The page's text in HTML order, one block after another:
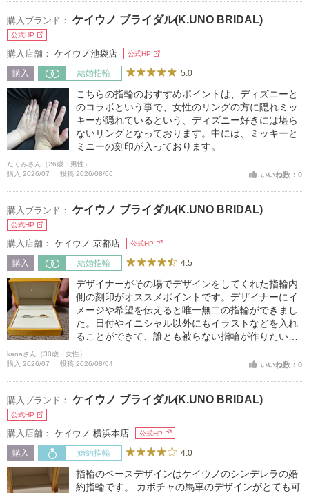
購入ブランド： ケイウノ ブライダル(K.UNO BRIDAL)
公式HP
購入店舗： ケイウノ池袋店 公式HP
購入 結婚指輪 5.0
こちらの指輪のおすすめポイントは、ディズニーと
のコラボという事で、女性のリングの方に隠れミッ
キーが隠れているという、ディズニー好きには堪ら
ないリングとなっております。中には、ミッキーと
ミニーの刻印が入っております。
たくみさん（26歳・男性）
購入 2026/07
投稿 2026/08/06 いいね数：0
購入ブランド： ケイウノ ブライダル(K.UNO BRIDAL)
公式HP
購入店舗： ケイウノ 京都店 公式HP
購入 結婚指輪 4.5
デザイナーがその場でデザインをしてくれた指輪内
側の刻印がオススメポイントです。デザイナーにイ
メージや希望を伝えると唯一無二の指輪ができまし
た。日付やイニシャル以外にもイラストなどを入れ
ることができて、誰とも被らない指輪が作りたい人
にオススメ！！
kanaさん（30歳・女性）
購入 2026/07
投稿 2026/08/04 いいね数：0
購入ブランド： ケイウノ ブライダル(K.UNO BRIDAL)
公式HP
購入店舗： ケイウノ 横浜本店 公式HP
購入 婚約指輪 4.0
指輪のベースデザインはケイウノのシンデレラの婚
約指輪です。 カボチャの馬車のデザインがとても可